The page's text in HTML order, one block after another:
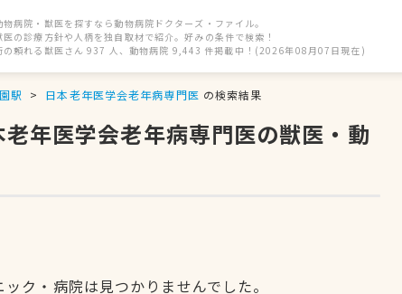
物病院・獣医を探すなら動物病院ドクターズ・ファイル。
医の診療方針や人柄を独自取材で紹介。好みの条件で検索！
の頼れる獣医さん 937 人、動物病院 9,443 件掲載中！(2026年08月07日現在)
駅 日本老年医学会老年病専門医 の検索結果
年医学会老年病専門医の獣医・動
ク・病院は見つかりませんでした。